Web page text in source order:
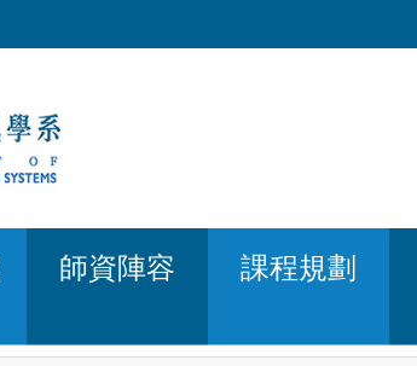
師資陣容 課程規劃